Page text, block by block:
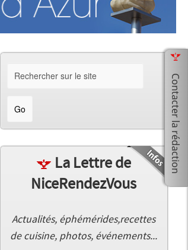
La Lettre de
NiceRendezVous
Actualités, éphémérides,recettes
de cuisine, photos, événements...